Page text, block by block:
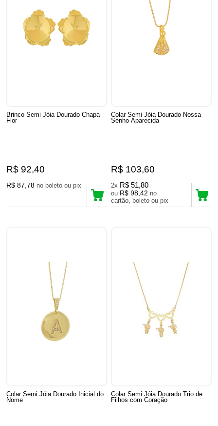
Brinco Semi Jóia Dourado Chapa
Flor
R$ 92,40
R$ 87,78 no boleto ou pix
Colar Semi Jóia Dourado Nossa
Senho Aparecida
R$ 103,60
2x R$ 51,80
ou R$ 98,42 no
cartão, boleto ou pix
Colar Semi Jóia Dourado Inicial do
Nome
Colar Semi Jóia Dourado Trio de
Filhos com Coração